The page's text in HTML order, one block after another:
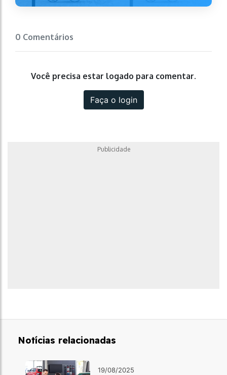
0 Comentários
Você precisa estar logado para comentar.
Faça o login
Publicidade
Notícias relacionadas
19/08/2025